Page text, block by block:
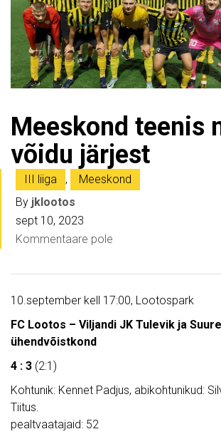
Meeskond teenis
võidu järjest
III liiga ,
Meeskond
By jklootos
sept 10, 2023
Kommentaare pole
10.september kell 17:00, Lootospark
FC Lootos – Viljandi JK Tulevik ja
ühendvõistkond
4 : 3 (2:1)
Kohtunik: Kennet Padjus, abikohtunikud:
Tiitus.
pealtvaatajaid: 52